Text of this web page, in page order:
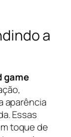
a
game
aparência
Essas
toque de